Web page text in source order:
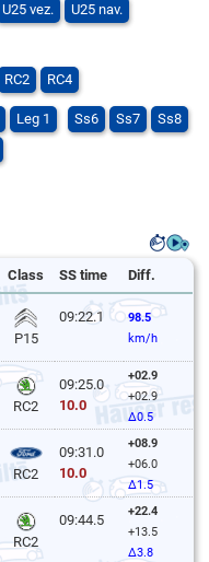
U25 vez.
U25 nav.
RC2 RC4
Leg 1 Ss6 Ss7
Ss8
Class SS time Diff.
P15
09:22.1
98.5
km/h
RC2
09:25.0
10.0
+02.9
+02.9
Δ0.5
RC2
09:31.0
10.0
+08.9
+06.0
Δ1.5
RC2
09:44.5
+22.4
+13.5
Δ3.8